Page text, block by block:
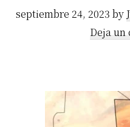
septiembre 24, 2023 by
Deja